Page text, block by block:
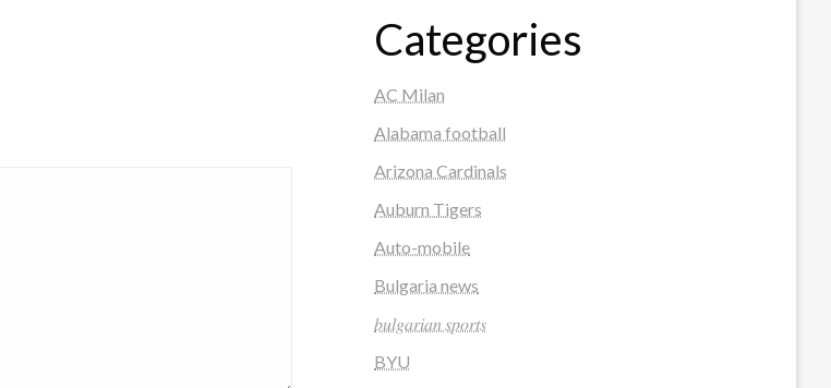
Categories
AC Milan
Alabama football
Arizona Cardinals
Auburn Tigers
Auto-mobile
Bulgaria news
𝑏𝑢𝑙𝑔𝑎𝑟𝑖𝑎𝑛 𝑠𝑝𝑜𝑟𝑡𝑠
BYU